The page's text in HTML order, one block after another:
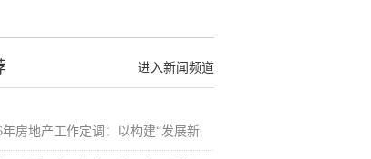
进入新闻频道
年房地产工作定调：以构建“发展新